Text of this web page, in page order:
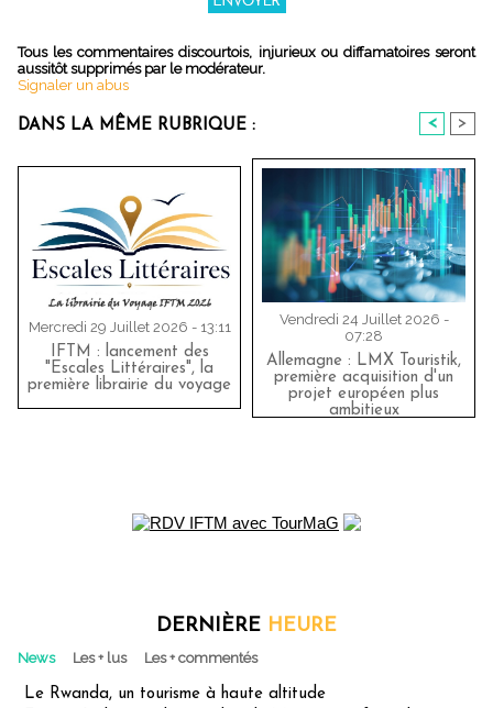
Tous les commentaires discourtois, injurieux ou diffamatoires seront
aussitôt supprimés par le modérateur.
Signaler un abus
DANS LA MÊME RUBRIQUE : < >
Mercredi 29 Juillet 2026 - 13:11
IFTM : lancement des
"Escales Littéraires", la
première librairie du voyage
Vendredi 24 Juillet 2026 -
07:28
Allemagne : LMX Touristik,
première acquisition d'un
projet européen plus
ambitieux
DERNIÈRE HEURE
News Les + lus Les + commentés
Le Rwanda, un tourisme à haute altitude